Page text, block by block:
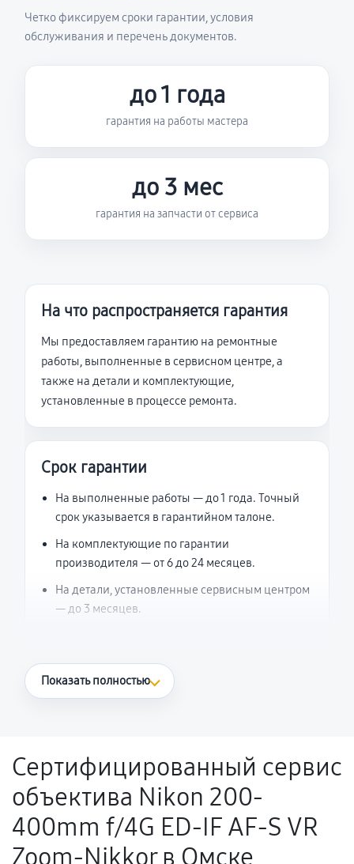
Четко фиксируем сроки гарантии, условия
обслуживания и перечень документов.
до 1 года
гарантия на работы мастера
до 3 мес
гарантия на запчасти от сервиса
На что распространяется гарантия
Мы предоставляем гарантию на ремонтные
работы, выполненные в сервисном центре, а
также на детали и комплектующие,
установленные в процессе ремонта.
Срок гарантии
На выполненные работы — до 1 года. Точный
срок указывается в гарантийном талоне.
На комплектующие по гарантии
производителя — от 6 до 24 месяцев.
На детали, установленные сервисным центром
— до 3 месяцев.
Что считается гарантийным случаем
Поломка установленной детали при
нормальной эксплуатации в течение
гарантийного срока.
Несоответствие комплектующей заявленным
техническим характеристикам.
Показать полностью
Сертифицированный сервис
объектива Nikon 200-
400mm f/4G ED-IF AF-S VR
Zoom-Nikkor в Омске